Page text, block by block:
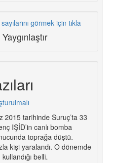
2015 tarihinde Suruç’ta 33
IŞİD’in canlı bomba
toprağa düştü.
kişi yaralandı. O dönemde
belli.